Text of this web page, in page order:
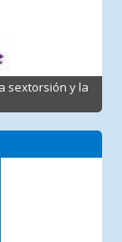
sextorsión y la